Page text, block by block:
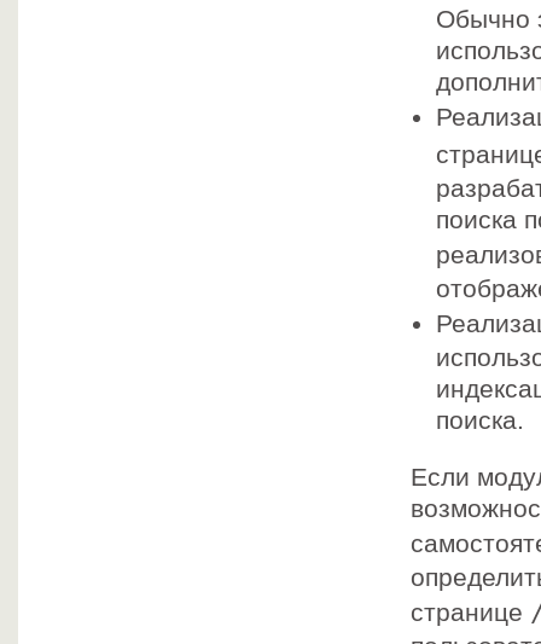
Обычно
поиска
поиска.
Если
странице